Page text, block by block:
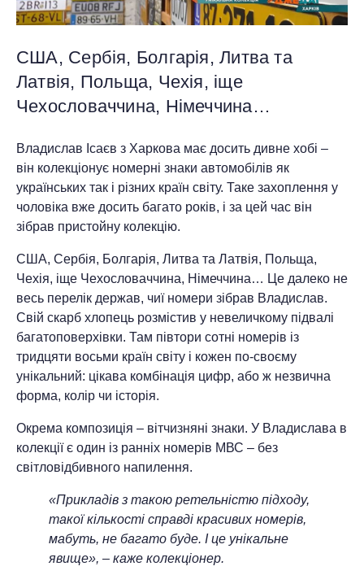
США, Сербія, Болгарія, Литва та
Латвія, Польща, Чехія, іще
Чехословаччина, Німеччина…
Владислав Ісаєв з Харкова має досить дивне хобі –
він колекціонує номерні знаки автомобілів як
українських так і різних країн світу. Таке захоплення у
чоловіка вже досить багато років, і за цей час він
зібрав пристойну колекцію.
США, Сербія, Болгарія, Литва та Латвія, Польща,
Чехія, іще Чехословаччина, Німеччина… Це далеко не
весь перелік держав, чиї номери зібрав Владислав.
Свій скарб хлопець розмістив у невеличкому підвалі
багатоповерхівки. Там півтори сотні номерів із
тридцяти восьми країн світу і кожен по-своєму
унікальний: цікава комбінація цифр, або ж незвична
форма, колір чи історія.
Окрема композиція – вітчизняні знаки. У Владислава в
колекції є один із ранніх номерів МВС – без
світловідбивного напилення.
«Прикладів з такою ретельністю підходу,
такої кількості справді красивих номерів,
мабуть, не багато буде. І це унікальне
явище», – каже колекціонер.